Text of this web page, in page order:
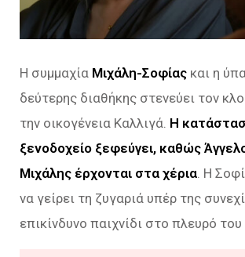
Η συμμαχία Μιχάλη-Σοφίας και η
δεύτερης διαθήκης στενεύει τον
την οικογένεια Καλλιγά. Η
ξενοδοχείο ξεφεύγει, καθώς
Μιχάλης έρχονται στα χέρια . Η
να γείρει τη ζυγαριά υπέρ της
επικίνδυνο παιχνίδι στο πλευρό του